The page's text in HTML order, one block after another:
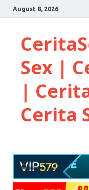
August 8, 2026
Sex |
|
Cerita